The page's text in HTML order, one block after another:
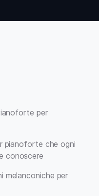
per
pianoforte che ogni
conoscere
melanconiche per